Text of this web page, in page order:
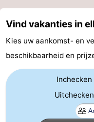
Medische
West-
Vlaanderen
-
Vind vakanties in
Kies uw aankomst- en
beschikbaarheid en
Inchecken
Uitchecken